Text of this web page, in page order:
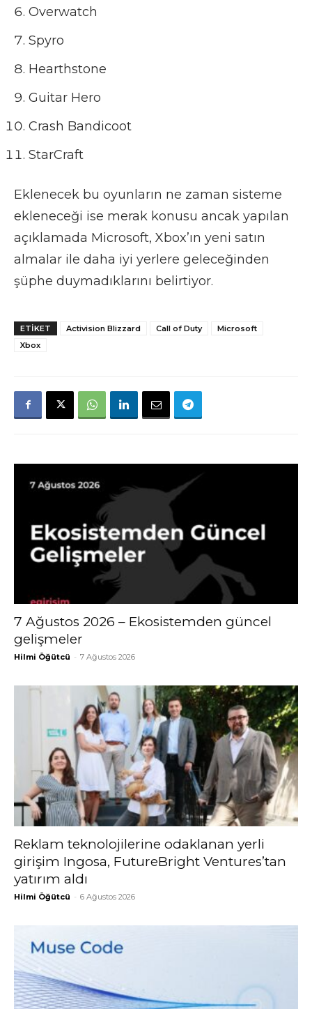
Overwatch
Spyro
Hearthstone
Guitar Hero
Crash Bandicoot
StarCraft
Eklenecek bu oyunların ne zaman sisteme
ekleneceği ise merak konusu ancak yapılan
açıklamada Microsoft, Xbox’ın yeni satın
almalar ile daha iyi yerlere geleceğinden
şüphe duymadıklarını belirtiyor.
ETIKET Activision Blizzard Call of Duty
Microsoft
Xbox
7 Ağustos 2026 – Ekosistemden güncel
gelişmeler
Hilmi Öğütcü - 7 Ağustos 2026
Reklam teknolojilerine odaklanan yerli
girişim Ingosa, FutureBright Ventures’tan
yatırım aldı
Hilmi Öğütcü - 6 Ağustos 2026